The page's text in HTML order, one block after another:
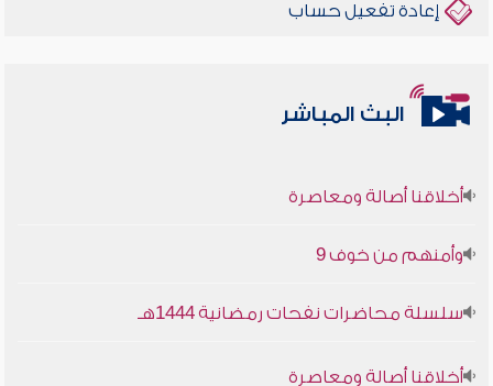
إعادة تفعيل حساب
البث المباشر
أخلاقنا أصالة ومعاصرة
وأمنهم من خوف 9
سلسلة محاضرات نفحات رمضانية 1444هـ
أخلاقنا أصالة ومعاصرة